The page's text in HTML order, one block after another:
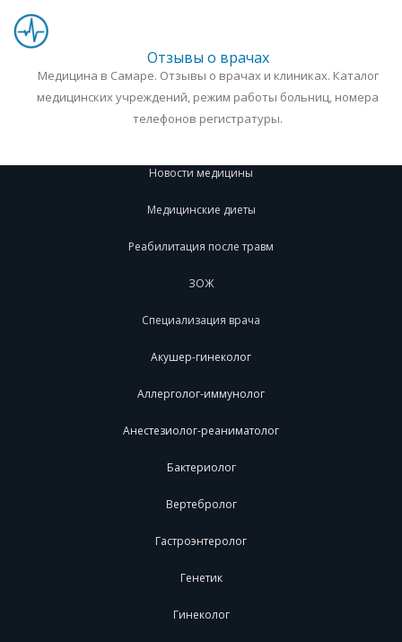
Отзывы о врачах
Медицина в Самаре. Отзывы о врачах и клиниках. Каталог
медицинских учреждений, режим работы больниц, номера
телефонов регистратуры.
Новости медицины
Медицинские диеты
Реабилитация после травм
ЗОЖ
Специализация врача
Акушер-гинеколог
Аллерголог-иммунолог
Анестезиолог-реаниматолог
Бактериолог
Вертебролог
Гастроэнтеролог
Генетик
Гинеколог